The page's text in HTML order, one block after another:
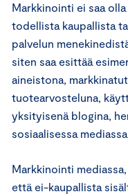
Markkinointi ei saa
todellista kaupallista
palvelun
siten saa esittää
aineistona,
tuotearvosteluna,
yksityisenä blogina,
sosiaalisessa
Markkinointi
että ei-kaupallista